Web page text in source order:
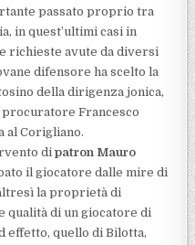
passato proprio tra
in quest’ultimi casi in
richieste avute da diversi
difensore ha scelto la
della dirigenza jonica,
Francesco
al Corigliano.
dipatron Mauro
il giocatore dalle mire di
la proprietà di
qualità di un giocatore di
effetto, quello di Bilotta,